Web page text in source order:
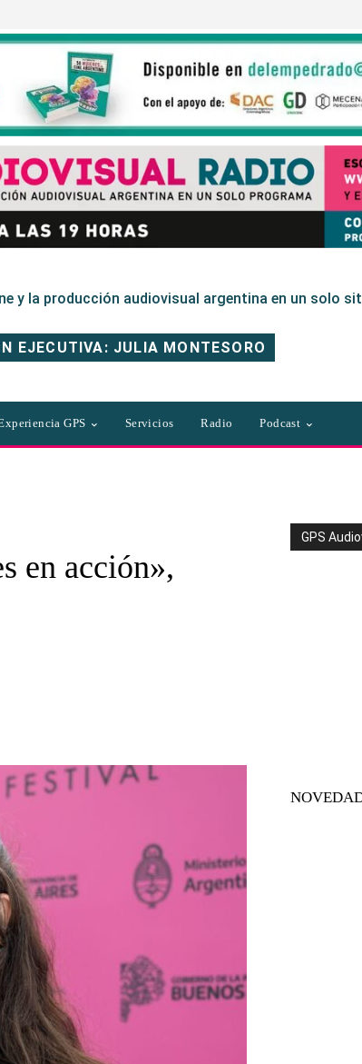
y la producción audiovisual argentina en un solo
EJECUTIVA: JULIA MONTESORO
GPS Servicios Radio Podcast
en acción»,
GPS